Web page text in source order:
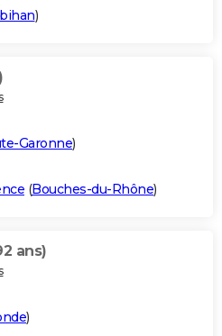
)
Garonne)
(Bouches-du-Rhône)
ans)
)